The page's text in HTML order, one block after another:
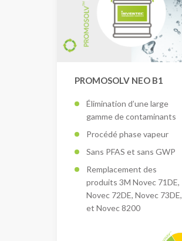
PROMOSOLV NEO B1
Élimination d’une large
gamme de contaminants
Procédé phase vapeur
Sans PFAS et sans GWP
Remplacement des
produits 3M Novec 71DE,
Novec 72DE, Novec 73DE,
et Novec 8200